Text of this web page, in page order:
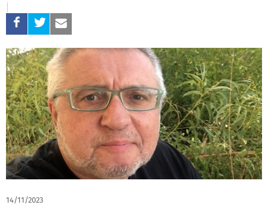
14/11/2023